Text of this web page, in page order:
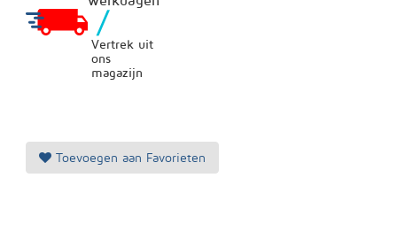
/
Vertrek uit
ons
magazijn
Toevoegen aan Favorieten